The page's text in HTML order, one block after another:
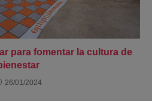
para fomentar la cultura de
26/01/2024